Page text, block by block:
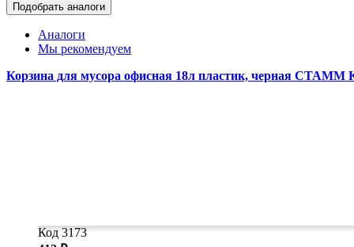
Подобрать аналоги
Аналоги
Мы рекомендуем
Корзина для мусора офисная 18л пластик, черная СТАММ
Код 3173